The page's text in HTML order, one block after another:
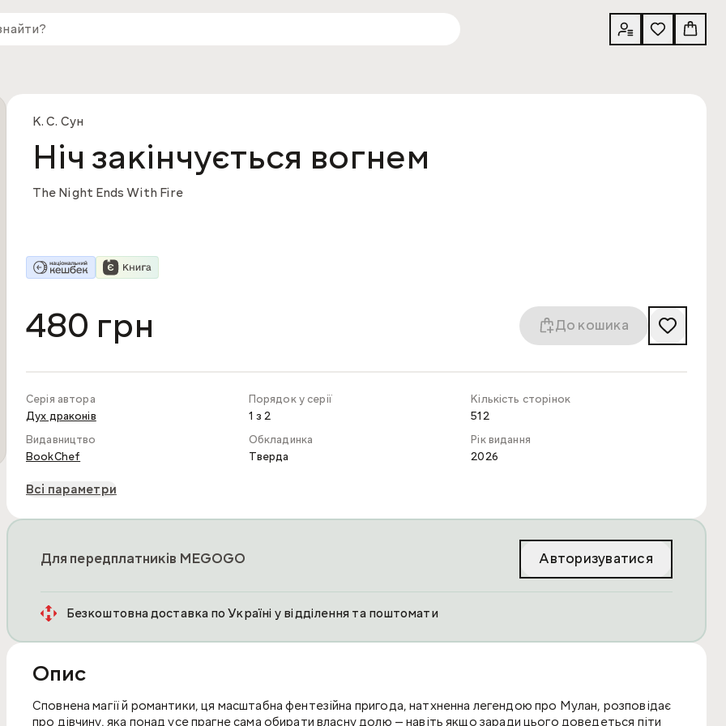
К. С. Сун
Ніч закінчується вогнем
The Night Ends With Fire
480 грн До кошика
Серія автора
Дух драконів
Порядок у серії
1 з 2
Кількість сторінок
512
Видавництво
BookChef
Обкладинка
Тверда
Рік видання
2026
Всі параметри
Для передплатників MEGOGO Авторизуватися
Безкоштовна доставка по Україні у відділення та поштомати
Опис
Сповнена магії й романтики, ця масштабна фентезійна пригода, натхненна легендою про Мулан, розповідає
про дівчину, яка понад усе прагне сама обирати власну долю — навіть якщо заради цього доведеться піти